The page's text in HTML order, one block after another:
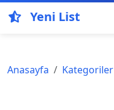
Yeni List
Anasayfa Kategoriler